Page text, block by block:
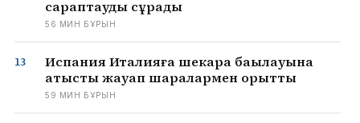
сараптауды сұрады
56 МИН БҰРЫН
Испания Италияға шекара бақылауына
қатысты жауап шаралармен қорқытты
59 МИН БҰРЫН